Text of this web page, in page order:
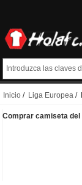
Inicio / Liga Europea /
Comprar camiseta del